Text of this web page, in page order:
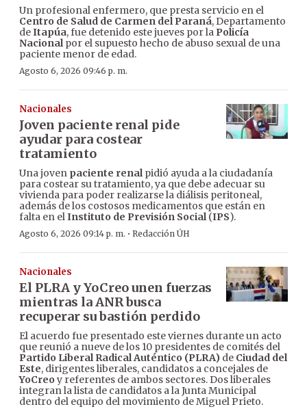
Un profesional enfermero, que presta servicio en el
Centro de Salud de Carmen del Paraná, Departamento
deItapúa, fue detenido este jueves por la Policía
Nacionalpor el supuesto hecho de abuso sexual de una
paciente menor de edad.
Agosto 6, 2026 09:46 p. m.
Nacionales
Joven paciente renal pide
ayudar para costear
tratamiento
Una joven paciente renalpidió ayuda a la ciudadanía
para costear su tratamiento, ya que debe adecuar su
vivienda para poder realizarse la diálisis peritoneal,
además de los costosos medicamentos que están en
falta en elInstituto de Previsión Social(IPS).
Agosto 6, 2026 09:14 p. m. · Redacción ÚH
Nacionales
El PLRA y YoCreo unen fuerzas
mientras la ANR busca
recuperar su bastión perdido
El acuerdo fue presentado este viernes durante un acto
que reunió a nueve de los 10 presidentes de comités del
Partido Liberal Radical Auténtico (PLRA) de Ciudad del
Este, dirigentes liberales, candidatos a concejales de
YoCreo y referentes de ambos sectores. Dos liberales
integran la lista de candidatos a la Junta Municipal
dentro del equipo del movimiento de Miguel Prieto.